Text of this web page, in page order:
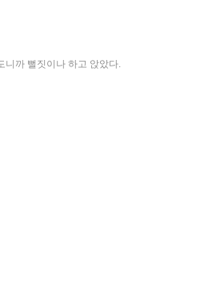
니까 뻘짓이나 하고 앉았다.